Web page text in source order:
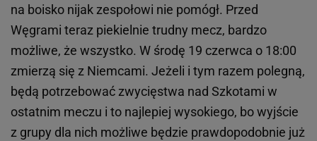
na boisko nijak zespołowi nie pomógł. Przed
Węgrami teraz piekielnie trudny mecz, bardzo
możliwe, że wszystko. W środę 19 czerwca o 18:00
zmierzą się z Niemcami. Jeżeli i tym razem polegną,
będą potrzebować zwycięstwa nad Szkotami w
ostatnim meczu i to najlepiej wysokiego, bo wyjście
z grupy dla nich możliwe będzie prawdopodobnie już